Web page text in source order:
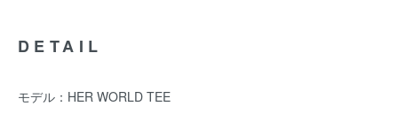
DETAIL
モデル：HER WORLD TEE